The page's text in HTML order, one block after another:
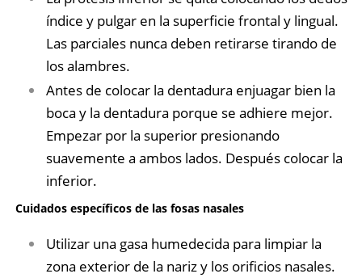
índice y pulgar en la superficie frontal y lingual.
Las parciales nunca deben retirarse tirando de
los alambres.
Antes de colocar la dentadura enjuagar bien la
boca y la dentadura porque se adhiere mejor.
Empezar por la superior presionando
suavemente a ambos lados. Después colocar la
inferior.
Cuidados específicos de las fosas nasales
Utilizar una gasa humedecida para limpiar la
zona exterior de la nariz y los orificios nasales.